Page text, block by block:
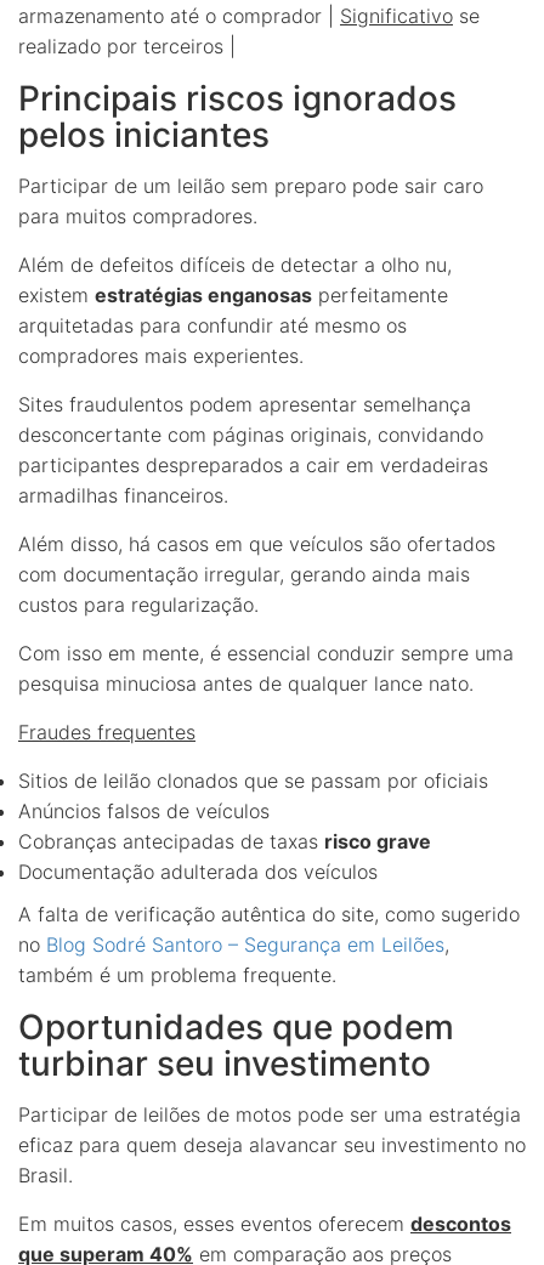
armazenamento até o comprador | Significativo se
realizado por terceiros |
Principais riscos ignorados
pelos iniciantes
Participar de um leilão sem preparo pode sair caro
para muitos compradores.
Além de defeitos difíceis de detectar a olho nu,
existem estratégias enganosas perfeitamente
arquitetadas para confundir até mesmo os
compradores mais experientes.
Sites fraudulentos podem apresentar semelhança
desconcertante com páginas originais, convidando
participantes despreparados a cair em verdadeiras
armadilhas financeiros.
Além disso, há casos em que veículos são ofertados
com documentação irregular, gerando ainda mais
custos para regularização.
Com isso em mente, é essencial conduzir sempre uma
pesquisa minuciosa antes de qualquer lance nato.
Fraudes frequentes
Sitios de leilão clonados que se passam por oficiais
Anúncios falsos de veículos
Cobranças antecipadas de taxas risco grave
Documentação adulterada dos veículos
A falta de verificação autêntica do site, como sugerido
no Blog Sodré Santoro – Segurança em Leilões,
também é um problema frequente.
Oportunidades que podem
turbinar seu investimento
Participar de leilões de motos pode ser uma estratégia
eficaz para quem deseja alavancar seu investimento no
Brasil.
Em muitos casos, esses eventos oferecem descontos
que superam 40% em comparação aos preços